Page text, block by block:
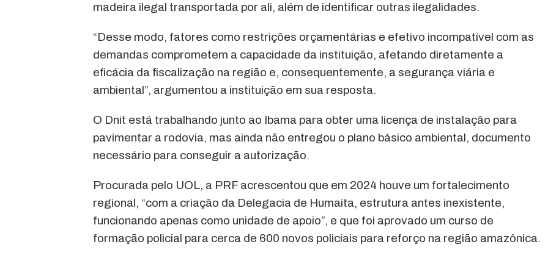
madeira ilegal transportada por ali, além de identificar outras ilegalidades.
“Desse modo, fatores como restrições orçamentárias e efetivo incompatível com as
demandas comprometem a capacidade da instituição, afetando diretamente a
eficácia da fiscalização na região e, consequentemente, a segurança viária e
ambiental”, argumentou a instituição em sua resposta.
O Dnit está trabalhando junto ao Ibama para obter uma licença de instalação para
pavimentar a rodovia, mas ainda não entregou o plano básico ambiental, documento
necessário para conseguir a autorização.
Procurada pelo UOL, a PRF acrescentou que em 2024 houve um fortalecimento
regional, “com a criação da Delegacia de Humaita, estrutura antes inexistente,
funcionando apenas como unidade de apoio”, e que foi aprovado um curso de
formação policial para cerca de 600 novos policiais para reforço na região amazônica.